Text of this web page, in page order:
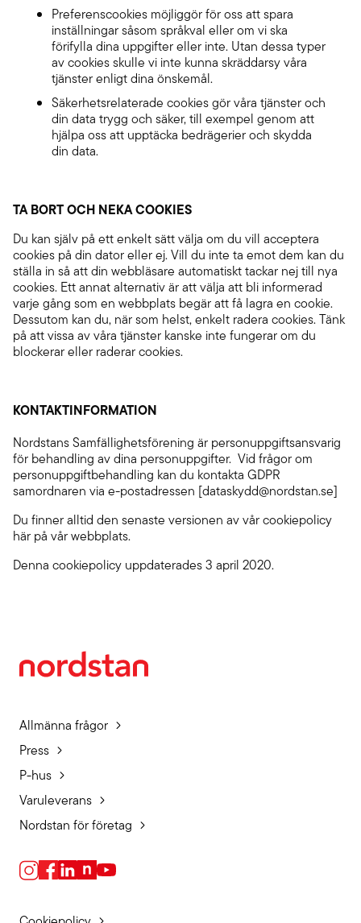
Preferenscookies möjliggör för oss att spara
inställningar såsom språkval eller om vi ska
förifylla dina uppgifter eller inte. Utan dessa typer
av cookies skulle vi inte kunna skräddarsy våra
tjänster enligt dina önskemål.
Säkerhetsrelaterade cookies gör våra tjänster och
din data trygg och säker, till exempel genom att
hjälpa oss att upptäcka bedrägerier och skydda
din data.
TA BORT OCH NEKA COOKIES
Du kan själv på ett enkelt sätt välja om du vill acceptera
cookies på din dator eller ej. Vill du inte ta emot dem kan du
ställa in så att din webbläsare automatiskt tackar nej till nya
cookies. Ett annat alternativ är att välja att bli informerad
varje gång som en webbplats begär att få lagra en cookie.
Dessutom kan du, när som helst, enkelt radera cookies. Tänk
på att vissa av våra tjänster kanske inte fungerar om du
blockerar eller raderar cookies.
KONTAKTINFORMATION
Nordstans Samfällighetsförening är personuppgiftsansvarig
för behandling av dina personuppgifter. Vid frågor om
personuppgiftbehandling kan du kontakta GDPR
samordnaren via e-postadressen [dataskydd@nordstan.se]
Du finner alltid den senaste versionen av vår cookiepolicy
här på vår webbplats.
Denna cookiepolicy uppdaterades 3 april 2020.
Allmänna frågor
Press
P-hus
Varuleverans
Nordstan för företag